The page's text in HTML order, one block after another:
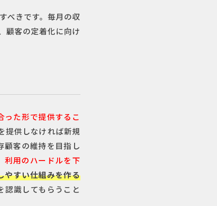
べきです。毎月の収
顧客の定着化に向け
た形で提供するこ
提供しなければ新規
顧客の維持を目指し
利用のハードルを下
やすい仕組みを作る
認識してもらうこと